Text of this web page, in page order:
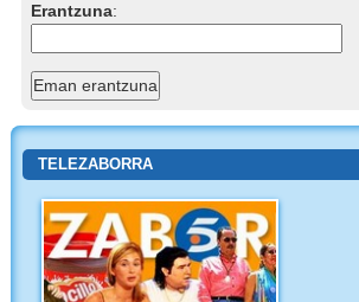
Erantzuna:
TELEZABORRA